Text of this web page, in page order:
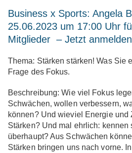
Business x Sports: Angela
25.06.2023 um 17:00 Uhr
Mitglieder – Jetzt
Thema: Stärken stärken! Was Sie
Frage des Fokus.
Beschreibung:Wie viel Fokus
Schwächen, wollen verbessern,
können? Und wieviel Energie und
Stärken? Und mal ehrlich: kennen
überhaupt? Aus Schwächen
Stärken bringen uns nach vorne.